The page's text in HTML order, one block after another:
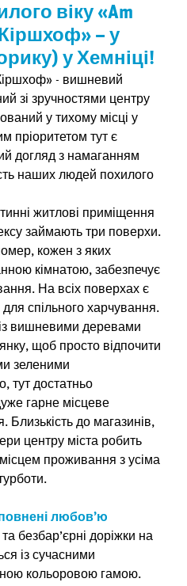
віку «Am
– у
у Хемніці!
- вишневий
зі зручностями центру
у тихому місці у
пріоритетом тут є
догляд з намаганням
наших людей похилого
житлові приміщення
займають три поверхи.
кожен з яких
кімнатою, забезпечує
На всіх поверхах є
для спільного харчування.
із вишневими деревами
щоб просто відпочити
зеленими
тут достатньо
гарне місцеве
Близькість до магазинів,
центру міста робить
проживання з усіма
любов’ю
безбар’єрні доріжки на
із сучасними
кольоровою гамою.